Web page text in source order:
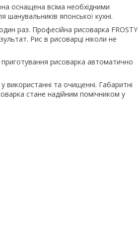
оснащена всіма необхідними
японської кухні.
раз. Професійна рисоварка FROSTY
Рис в рисоварці ніколи не
приготування рисоварка автоматично
використанні та очищенні. Габаритні
стане надійним помічником у